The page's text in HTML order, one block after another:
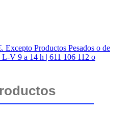
Excepto Productos Pesados o de
V 9 a 14 h | 611 106 112 o